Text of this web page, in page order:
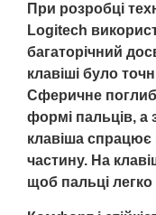
При розробці
Logitech
багаторічний
клавіші було
Сферичне
формі пальців, а
клавіша спрацює
частину. На
щоб пальці